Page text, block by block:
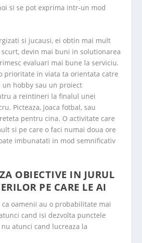
si se pot exprima intr-un mod
si jucausi, ei obtin mai mult
devin mai buni in solutionarea
evaluari mai bune la serviciu.
prioritate in viata ta orientata catre
un hobby sau un proiect
a reintineri la finalul unei
Picteaza, joaca fotbal, sau
pentru cina. O activitate care
si pe care o faci numai doua ore
imbunatati in mod semnificativ
OBIECTIVE IN JURUL
PE CARE LE AI
oamenii au o probabilitate mai
cand isi dezvolta punctele
atunci cand lucreaza la